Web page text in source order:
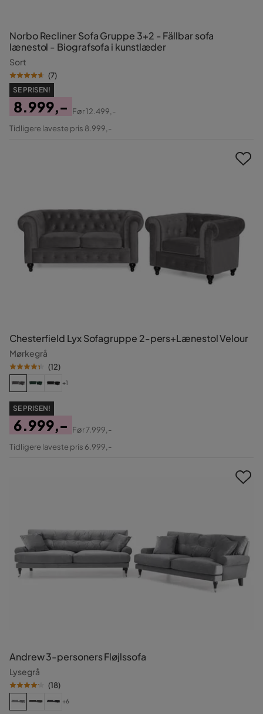
Norbo Recliner Sofa Gruppe 3+2 - Fällbar sofa
lænestol - Biografsofa i kunstlæder
Sort
(7)
SE PRISEN!
Pris
8.999,-
Original
Før12.499,-
Tidligere laveste pris 8.999,-
Chesterfield Lyx Sofagruppe 2-pers+Lænestol Velour
Mørkegrå
(12)
+1
SE PRISEN!
Pris
6.999,-
Original
Før7.999,-
Tidligere laveste pris 6.999,-
Andrew 3-personers Fløjlssofa
Lysegrå
(18)
+6